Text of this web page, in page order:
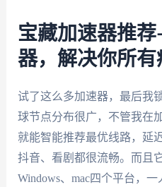
宝藏加速器推
器，解决你所有
试了这么多加速器，最后我
球节点分布很广，不管我在
就能智能推荐最优线路，延
抖音、看剧都很流畅。而且
Windows、mac四个平台，